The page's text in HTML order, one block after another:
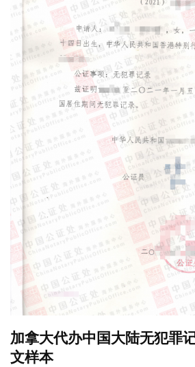
加拿大代办中国大陆无犯罪
文样本